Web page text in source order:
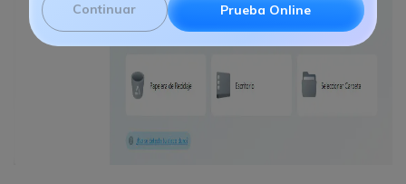
Continuar Prueba Online